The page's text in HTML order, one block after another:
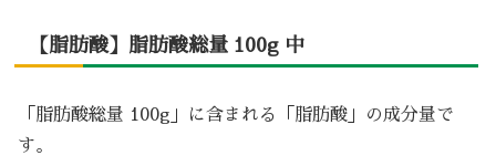
【脂肪酸】脂肪酸総量 100g 中
「脂肪酸総量 100g」に含まれる「脂肪酸」の成分量で
す。